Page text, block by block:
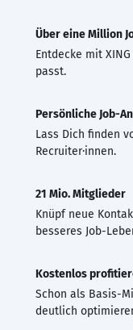
Über eine Million
Entdecke mit
passt.
Persönliche Job-
Lass Dich finden
Recruiter·innen.
21 Mio. Mitglieder
Knüpf neue
besseres Job-
Kostenlos
Schon als Basis-
deutlich